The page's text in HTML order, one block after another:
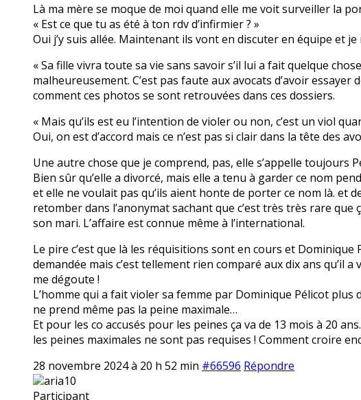
Là ma mère se moque de moi quand elle me voit surveiller la
« Est ce que tu as été à ton rdv d’infirmier ? »
Oui j’y suis allée. Maintenant ils vont en discuter en équipe et
« Sa fille vivra toute sa vie sans savoir s’il lui a fait quelque
malheureusement. C’est pas faute aux avocats d’avoir
comment ces photos se sont retrouvées dans ces dossiers.
« Mais qu’ils est eu l’intention de violer ou non, c’est un viol
Oui, on est d’accord mais ce n’est pas si clair dans la tête des
Une autre chose que je comprend, pas, elle s’appelle toujours
Bien sûr qu’elle a divorcé, mais elle a tenu à garder ce nom
et elle ne voulait pas qu’ils aient honte de porter ce nom là. et
retomber dans l’anonymat sachant que c’est très très rare
son mari. L’affaire est connue même à l’international.
Le pire c’est que là les réquisitions sont en cours et
demandée mais c’est tellement rien comparé aux dix ans qu’il
me dégoute !
L’homme qui a fait violer sa femme par Dominique Pélicot
ne prend même pas la peine maximale…
Et pour les co accusés pour les peines ça va de 13 mois à 20
les peines maximales ne sont pas requises ! Comment croire
28 novembre 2024 à 20 h 52 min #66596 Répondre
aria10
Participant